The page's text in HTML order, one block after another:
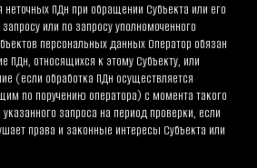
ПДн при обращении Субъекта или его
или по запросу уполномоченного
персональных данных Оператор обязан
ПДн, относящихся к этому Субъекту, или
(если обработка ПДн осуществляется
по поручению оператора) с момента такого
запроса на период проверки, если
права и законные интересы Субъекта или